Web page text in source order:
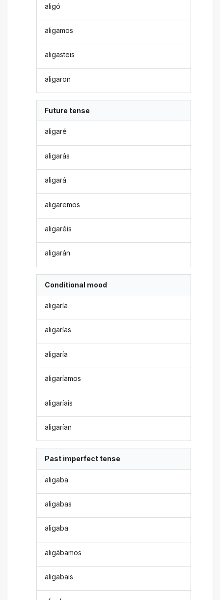
aligó
aligamos
aligasteis
aligaron
Future tense
aligaré
aligarás
aligará
aligaremos
aligaréis
aligarán
Conditional mood
aligaría
aligarías
aligaría
aligaríamos
aligaríais
aligarían
Past imperfect tense
aligaba
aligabas
aligaba
aligábamos
aligabais